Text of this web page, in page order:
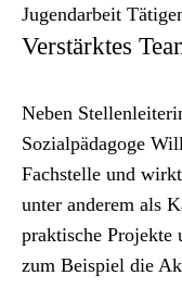
Jugen­dar­beit
Verstärktes
Neben
Sozialpäd­a­goge
Fach­stelle und
unter anderem als
prak­tis­che Pro­jek­te
zum Beispiel die